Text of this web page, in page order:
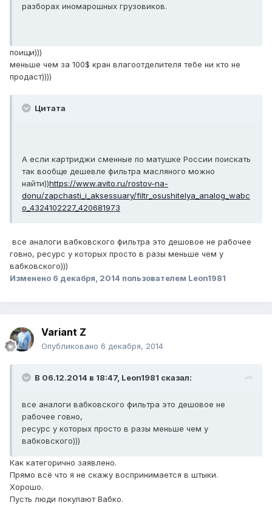
разборах иномарошных грузовиков.
поищи)))
меньше чем за 100$ кран влагоотделителя тебе ни кто не
продаст))))
Цитата
А если картриджи сменные по матушке России поискать
так вообще дешевле фильтра масляного можно
найти))https://www.avito.ru/rostov-na-
donu/zapchasti_i_aksessuary/filtr_osushitelya_analog_wabc
o_4324102227_420681973
все аналоги вабковского фильтра это дешовое не рабочее
говно, ресурс у которых просто в разы меньше чем у
вабковского)))
Изменено 6 декабря, 2014 пользователем Leon1981
Variant Z
Опубликовано 6 декабря, 2014
В 06.12.2014 в 18:47, Leon1981 сказал:
все аналоги вабковского фильтра это дешовое не
рабочее говно,
ресурс у которых просто в разы меньше чем у
вабковского)))
Как категорично заявлено.
Прямо всё что я не скажу воспринимается в штыки.
Хорошо.
Пусть люди покупают Вабко.